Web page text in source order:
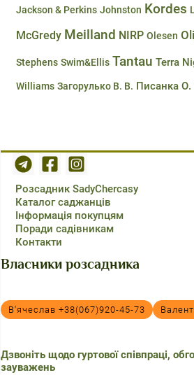
Jackson & Perkins Johnston Kordes
McGredy Meilland NIRP Olesen
Stephens Swim&Ellis Tantau Terra
Williams Загорулько В. В. Писанка
Розсадник SadyChercasy
Каталог саджанців
Інформація покупцям
Поради садівникам
Контакти
Власники розсадника
В'ячеслав +38(067)920-45-73
Дзвоніть щодо гуртової співпраці,
зауважень